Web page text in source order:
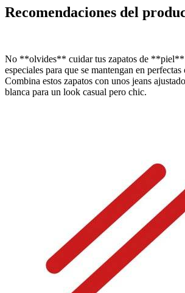
Recomendaciones del
No **olvides** cuidar tus zapatos de **piel**
especiales para que se mantengan en
Combina estos zapatos con unos jeans
blanca para un look casual pero chic.